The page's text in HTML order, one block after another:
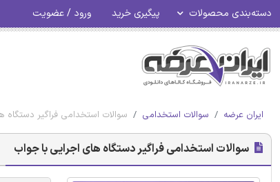
دسته‌بندی محصولات پیگیری خرید ورود / عضویت
ایران عرضه سوالات استخدامی سوالات استخدامی فراگیر دستگاه
سوالات استخدامی فراگیر دستگاه های اجرایی با جواب